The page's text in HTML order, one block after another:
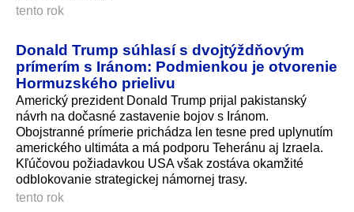
tento rok
Donald Trump súhlasí s dvojtýždňovým
prímerím s Iránom: Podmienkou je otvorenie
Hormuzského prielivu
Americký prezident Donald Trump prijal pakistanský
návrh na dočasné zastavenie bojov s Iránom.
Obojstranné prímerie prichádza len tesne pred uplynutím
amerického ultimáta a má podporu Teheránu aj Izraela.
Kľúčovou požiadavkou USA však zostáva okamžité
odblokovanie strategickej námornej trasy.
tento rok